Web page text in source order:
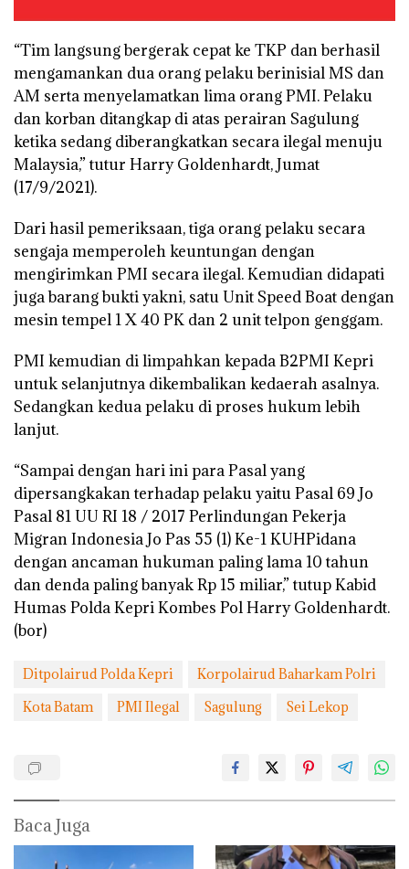
“Tim langsung bergerak cepat ke TKP dan berhasil
mengamankan dua orang pelaku berinisial MS dan
AM serta menyelamatkan lima orang PMI. Pelaku
dan korban ditangkap di atas perairan Sagulung
ketika sedang diberangkatkan secara ilegal menuju
Malaysia,” tutur Harry Goldenhardt, Jumat
(17/9/2021).
Dari hasil pemeriksaan, tiga orang pelaku secara
sengaja memperoleh keuntungan dengan
mengirimkan PMI secara ilegal. Kemudian didapati
juga barang bukti yakni, satu Unit Speed Boat dengan
mesin tempel 1 X 40 PK dan 2 unit telpon genggam.
PMI kemudian di limpahkan kepada B2PMI Kepri
untuk selanjutnya dikembalikan kedaerah asalnya.
Sedangkan kedua pelaku di proses hukum lebih
lanjut.
“Sampai dengan hari ini para Pasal yang
dipersangkakan terhadap pelaku yaitu Pasal 69 Jo
Pasal 81 UU RI 18 / 2017 Perlindungan Pekerja
Migran Indonesia Jo Pas 55 (1) Ke-1 KUHPidana
dengan ancaman hukuman paling lama 10 tahun
dan denda paling banyak Rp 15 miliar,” tutup Kabid
Humas Polda Kepri Kombes Pol Harry Goldenhardt.
(bor)
Ditpolairud Polda Kepri
Korpolairud Baharkam Polri
Kota Batam
PMI Ilegal Sagulung Sei Lekop
Baca Juga